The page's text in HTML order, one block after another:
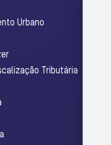
Urbano
Tributária